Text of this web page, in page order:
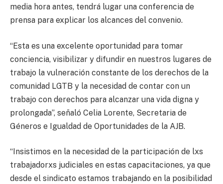
media hora antes, tendrá lugar una conferencia de
prensa para explicar los alcances del convenio.
“Esta es una excelente oportunidad para tomar
conciencia, visibilizar y difundir en nuestros lugares de
trabajo la vulneración constante de los derechos de la
comunidad LGTB y la necesidad de contar con un
trabajo con derechos para alcanzar una vida digna y
prolongada”, señaló Celia Lorente, Secretaria de
Géneros e Igualdad de Oportunidades de la AJB.
“Insistimos en la necesidad de la participación de lxs
trabajadorxs judiciales en estas capacitaciones, ya que
desde el sindicato estamos trabajando en la posibilidad